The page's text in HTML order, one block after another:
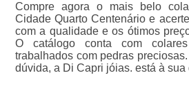
Compre agora o mais belo
Cidade Quarto Centenário e
com a qualidade e os ótimos
O catálogo conta com
trabalhados com pedras
dúvida, a Di Capri jóias. está à sua